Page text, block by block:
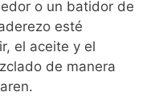
o un batidor de
esté
el aceite y el
de manera